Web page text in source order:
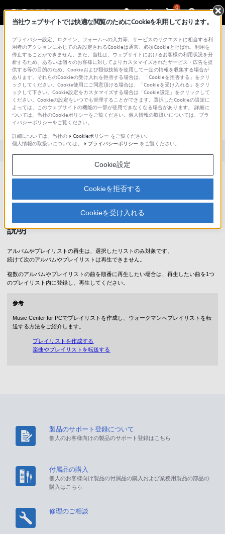
0
総合サポート・お問い合わせ
文書番号 : SH000162582 / 最終更新日 : 2021/03/31
アルバムやプレイリストを再生したと
き、次のリストを続けて再生できない
（NW-S313/S315）
やプレイリストは再生できません。
説明
アルバムやプレイリストの再生は、選択したリストのみ対象です。
続けて次のアルバムやプレイリストは再生できません。
複数のアルバムやプレイリストの曲を順番に再生したい場合は、再生したい曲を1つ
のプレイリスト内に登録し、再生してください。
参考
Music Center for PCでプレイリストを作成し、ウォークマンへプレイリストを転
送する方法をご紹介します。
プレイリストを作成する
楽曲やプレイリストを転送する
製品のサポート登録について
個人のお客様向けの製品のサポート登録はこちら
付属品の購入
個人のお客様向け製品の付属品の購入および業務用製品の部品の
購入はこちら
修理のご相談
当社ウェブサイトでは快適な閲覧のためにCookieを利用しております。
プライバシー設定、ログイン、フォームへの入力等、サービスのリクエストに相当する利
用者のアクションに応じてのみ設定されるCookieは通常、必須Cookieと呼ばれ、利用を
停止することができません。また、当社は、ウェブサイトにおけるお客様の利用状況を分
析するため、あるいは個々のお客様に対してよりカスタマイズされたサービス・広告を提
供する等の目的のため、Cookieおよび類似技術を使用して一定の情報を収集する場合が
あります。それらのCookieの受け入れを拒否する場合は、「Cookieを拒否する」をクリ
ックしてください。Cookie使用にご同意頂ける場合は、「Cookieを受け入れる」をクリ
ックして下さい。Cookie設定をカスタマイズする場合は「Cookie設定」をクリックして
ください。Cookieの設定をいつでも管理することができます。選択したCookieの設定に
よっては、このウェブサイトの機能の一部が使用できなくなる場合があります。 詳細に
ついては、当社のCookieポリシーをご覧ください。個人情報の取扱いについては、プラ
イバシーポリシーをご覧ください。
詳細については、当社の
Cookieポリシー をご覧ください。
個人情報の取扱いについては、
プライバシーポリシー をご覧ください。
Cookie設定
Cookieを拒否する
Cookieを受け入れる